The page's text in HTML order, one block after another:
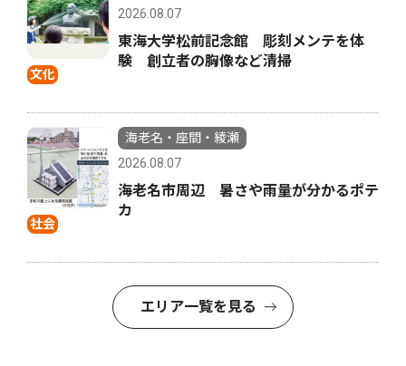
文化
2026.08.07
東海大学松前記念館 彫刻メンテを体
験 創立者の胸像など清掃
社会
海老名・座間・綾瀬
2026.08.07
海老名市周辺 暑さや雨量が分かるポテ
カ
エリア一覧を見る